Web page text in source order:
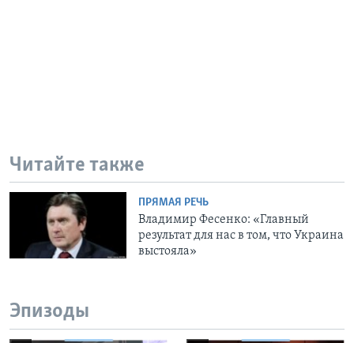
Читайте также
ПРЯМАЯ РЕЧЬ
Владимир Фесенко: «Главный
результат для нас в том, что Украина
выстояла»
Эпизоды